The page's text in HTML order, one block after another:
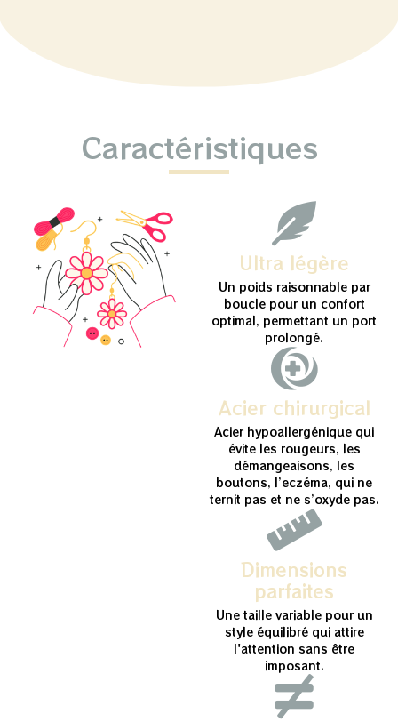
Caractéristiques
Ultra légère
Un poids raisonnable par
boucle pour un confort
optimal, permettant un port
prolongé.
Acier chirurgical
Acier hypoallergénique qui
évite les rougeurs, les
démangeaisons, les
boutons, l’eczéma, qui ne
ternit pas et ne s’oxyde pas.
Dimensions
parfaites
Une taille variable pour un
style équilibré qui attire
l'attention sans être
imposant.